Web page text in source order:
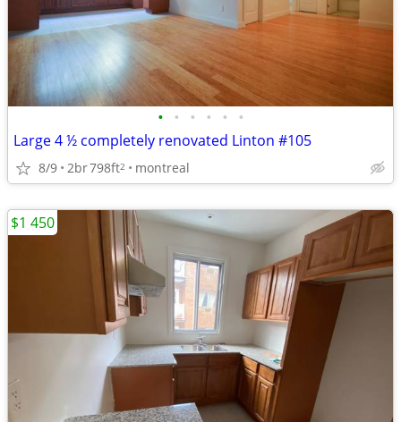
• • • • • •
Large 4 ½ completely renovated Linton #105
8/9 2br798ft2 montreal
$1 450